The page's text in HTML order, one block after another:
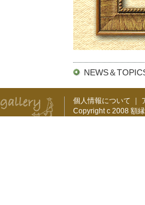
NEWS＆
個人情報について ｜
Copyright c 2008 額